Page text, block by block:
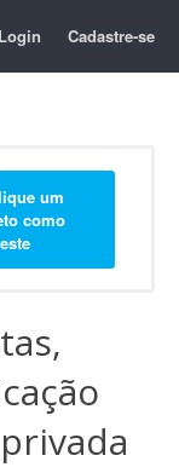
Login Cadastre-se
um
como
este